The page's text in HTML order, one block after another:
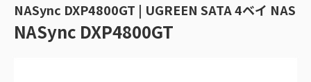
NASync DXP4800GT | UGREEN SATA 4ベイ NAS
NASync DXP4800GT